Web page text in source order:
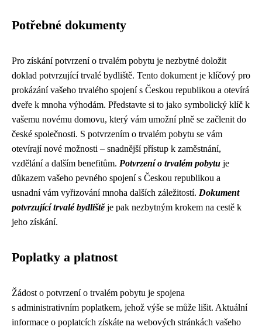
Potřebné dokumenty
Pro získání potvrzení o trvalém pobytu je nezbytné doložit
doklad potvrzující trvalé bydliště. Tento dokument je klíčový pro
prokázání vašeho trvalého spojení s Českou republikou a otevírá
dveře k mnoha výhodám. Představte si to jako symbolický klíč k
vašemu novému domovu, který vám umožní plně se začlenit do
české společnosti. S potvrzením o trvalém pobytu se vám
otevírají nové možnosti – snadnější přístup k zaměstnání,
vzdělání a dalším benefitům. Potvrzení o trvalém pobytu je
důkazem vašeho pevného spojení s Českou republikou a
usnadní vám vyřizování mnoha dalších záležitostí. Dokument
potvrzující trvalé bydlištěje pak nezbytným krokem na cestě k
jeho získání.
Poplatky a platnost
Žádost o potvrzení o trvalém pobytu je spojena
s administrativním poplatkem, jehož výše se může lišit. Aktuální
informace o poplatcích získáte na webových stránkách vašeho